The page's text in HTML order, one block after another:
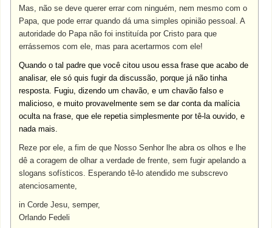
Mas, não se deve querer errar com ninguém, nem mesmo com o
Papa, que pode errar quando dá uma simples opinião pessoal. A
autoridade do Papa não foi instituída por Cristo para que
errássemos com ele, mas para acertarmos com ele!
Quando o tal padre que você citou usou essa frase que acabo de
analisar, ele só quis fugir da discussão, porque já não tinha
resposta. Fugiu, dizendo um chavão, e um chavão falso e
malicioso, e muito provavelmente sem se dar conta da malícia
oculta na frase, que ele repetia simplesmente por tê-la ouvido, e
nada mais.
Reze por ele, a fim de que Nosso Senhor lhe abra os olhos e lhe
dê a coragem de olhar a verdade de frente, sem fugir apelando a
slogans sofísticos. Esperando tê-lo atendido me subscrevo
atenciosamente,
in Corde Jesu, semper,
Orlando Fedeli